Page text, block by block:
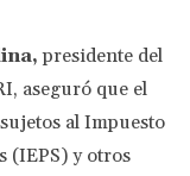
presidente del
aseguró que el
al Impuesto
(IEPS) y otros